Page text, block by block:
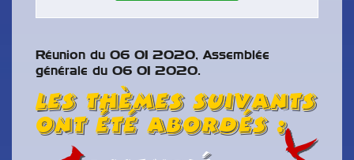
Réunion du 06 01 2020, Assemblée
générale du 06 01 2020.
Les thèmes suivants
ont été abordés :